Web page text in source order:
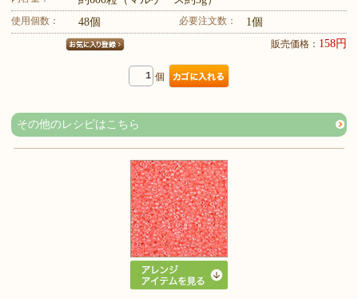
使用個数： 48個 必要注文数： 1個
販売価格： 158円
個
その他のレシピはこちら